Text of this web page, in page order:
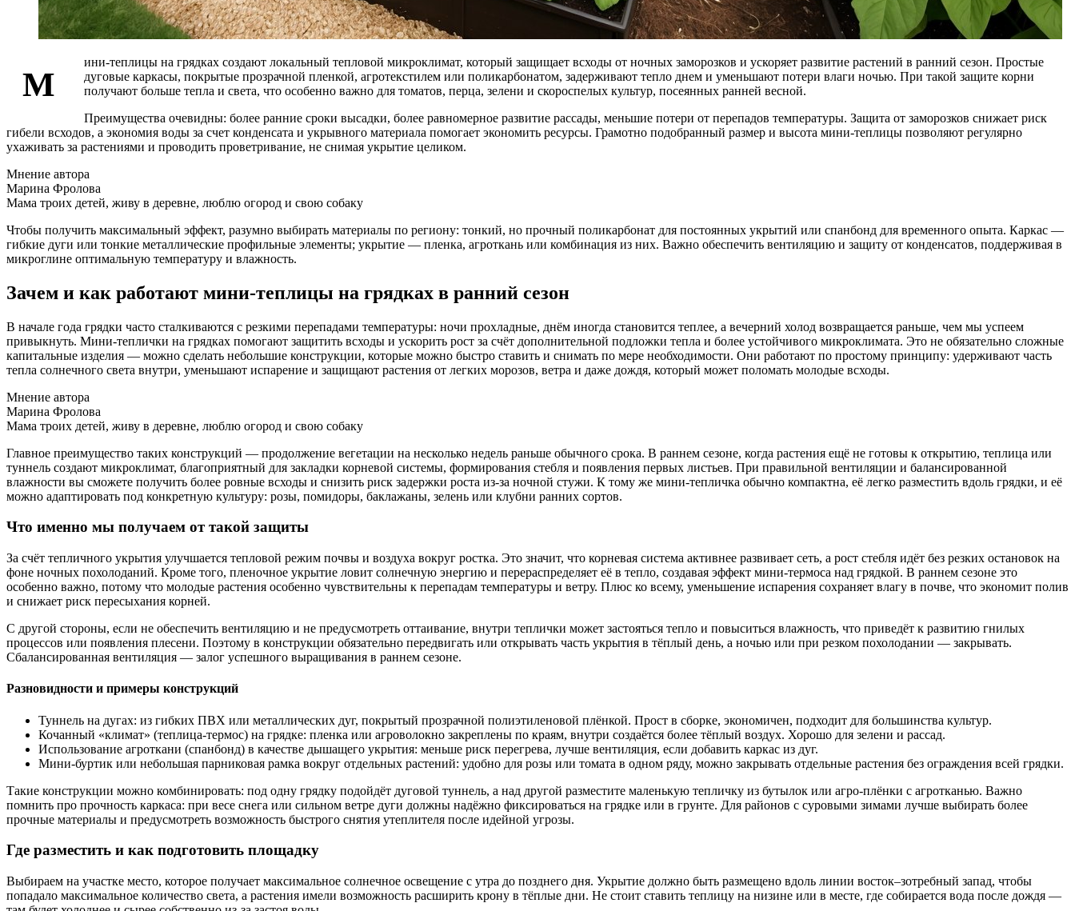
М
ини‑теплицы на грядках создают локальный тепловой микроклимат, который защищает всходы от ночных заморозков и ускоряет развитие растений в ранний сезон. Простые
дуговые каркасы, покрытые прозрачной пленкой, агротекстилем или поликарбонатом, задерживают тепло днем и уменьшают потери влаги ночью. При такой защите корни
получают больше тепла и света, что особенно важно для томатов, перца, зелени и скороспелых культур, посеянных ранней весной.
Преимущества очевидны: более ранние сроки высадки, более равномерное развитие рассады, меньшие потери от перепадов температуры. Защита от заморозков снижает риск
гибели всходов, а экономия воды за счет конденсата и укрывного материала помогает экономить ресурсы. Грамотно подобранный размер и высота мини‑теплицы позволяют регулярно
ухаживать за растениями и проводить проветривание, не снимая укрытие целиком.
Мнение автора
Марина Фролова
Мама троих детей, живу в деревне, люблю огород и свою собаку
Чтобы получить максимальный эффект, разумно выбирать материалы по региону: тонкий, но прочный поликарбонат для постоянных укрытий или спанбонд для временного опыта. Каркас —
гибкие дуги или тонкие металлические профильные элементы; укрытие — пленка, агроткань или комбинация из них. Важно обеспечить вентиляцию и защиту от конденсатов, поддерживая в
микроглине оптимальную температуру и влажность.
Зачем и как работают мини‑теплицы на грядках в ранний сезон
В начале года грядки часто сталкиваются с резкими перепадами температуры: ночи прохладные, днём иногда становится теплее, а вечерний холод возвращается раньше, чем мы успеем
привыкнуть. Мини‑теплички на грядках помогают защитить всходы и ускорить рост за счёт дополнительной подложки тепла и более устойчивого микроклимата. Это не обязательно сложные
капитальные изделия — можно сделать небольшие конструкции, которые можно быстро ставить и снимать по мере необходимости. Они работают по простому принципу: удерживают часть
тепла солнечного света внутри, уменьшают испарение и защищают растения от легких морозов, ветра и даже дождя, который может поломать молодые всходы.
Мнение автора
Марина Фролова
Мама троих детей, живу в деревне, люблю огород и свою собаку
Главное преимущество таких конструкций — продолжение вегетации на несколько недель раньше обычного срока. В раннем сезоне, когда растения ещё не готовы к открытию, теплица или
туннель создают микроклимат, благоприятный для закладки корневой системы, формирования стебля и появления первых листьев. При правильной вентиляции и балансированной
влажности вы сможете получить более ровные всходы и снизить риск задержки роста из‑за ночной стужи. К тому же мини‑тепличка обычно компактна, её легко разместить вдоль грядки, и её
можно адаптировать под конкретную культуру: розы, помидоры, баклажаны, зелень или клубни ранних сортов.
Что именно мы получаем от такой защиты
За счёт тепличного укрытия улучшается тепловой режим почвы и воздуха вокруг ростка. Это значит, что корневая система активнее развивает сеть, а рост стебля идёт без резких остановок на
фоне ночных похолоданий. Кроме того, пленочное укрытие ловит солнечную энергию и перераспределяет её в тепло, создавая эффект мини‑термоса над грядкой. В раннем сезоне это
особенно важно, потому что молодые растения особенно чувствительны к перепадам температуры и ветру. Плюс ко всему, уменьшение испарения сохраняет влагу в почве, что экономит полив
и снижает риск пересыхания корней.
С другой стороны, если не обеспечить вентиляцию и не предусмотреть оттаивание, внутри теплички может застояться тепло и повыситься влажность, что приведёт к развитию гнилых
процессов или появления плесени. Поэтому в конструкции обязательно передвигать или открывать часть укрытия в тёплый день, а ночью или при резком похолодании — закрывать.
Сбалансированная вентиляция — залог успешного выращивания в раннем сезоне.
Разновидности и примеры конструкций
Туннель на дугах: из гибких ПВХ или металлических дуг, покрытый прозрачной полиэтиленовой плёнкой. Прост в сборке, экономичен, подходит для большинства культур.
Кочанный «климат» (теплица‑термос) на грядке: пленка или агроволокно закреплены по краям, внутри создаётся более тёплый воздух. Хорошо для зелени и рассад.
Использование агроткани (спанбонд) в качестве дышащего укрытия: меньше риск перегрева, лучше вентиляция, если добавить каркас из дуг.
Мини‑буртик или небольшая парниковая рамка вокруг отдельных растений: удобно для розы или томата в одном ряду, можно закрывать отдельные растения без ограждения всей грядки.
Такие конструкции можно комбинировать: под одну грядку подойдёт дуговой туннель, а над другой разместите маленькую тепличку из бутылок или агро‑плёнки с агротканью. Важно
помнить про прочность каркаса: при весе снега или сильном ветре дуги должны надёжно фиксироваться на грядке или в грунте. Для районов с суровыми зимами лучше выбирать более
прочные материалы и предусмотреть возможность быстрого снятия утеплителя после идейной угрозы.
Где разместить и как подготовить площадку
Выбираем на участке место, которое получает максимальное солнечное освещение с утра до позднего дня. Укрытие должно быть размещено вдоль линии восток–зотребный запад, чтобы
попадало максимальное количество света, а растения имели возможность расширить крону в тёплые дни. Не стоит ставить теплицу на низине или в месте, где собирается вода после дождя —